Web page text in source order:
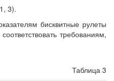
3).
бисквитные рулеты
требованиям,
Таблица 3